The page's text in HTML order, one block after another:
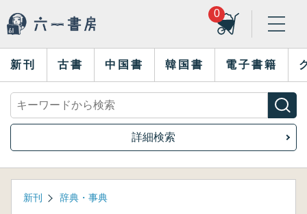
0
新刊 古書 中国書 韓国書 電子書籍
詳細検索
新刊 辞典・事典